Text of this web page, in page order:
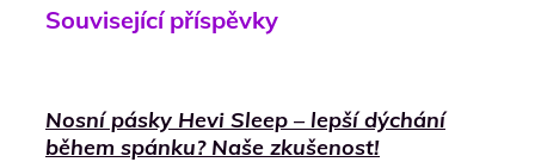
Související příspěvky
Nosní pásky Hevi Sleep – lepší dýchání
během spánku? Naše zkušenost!